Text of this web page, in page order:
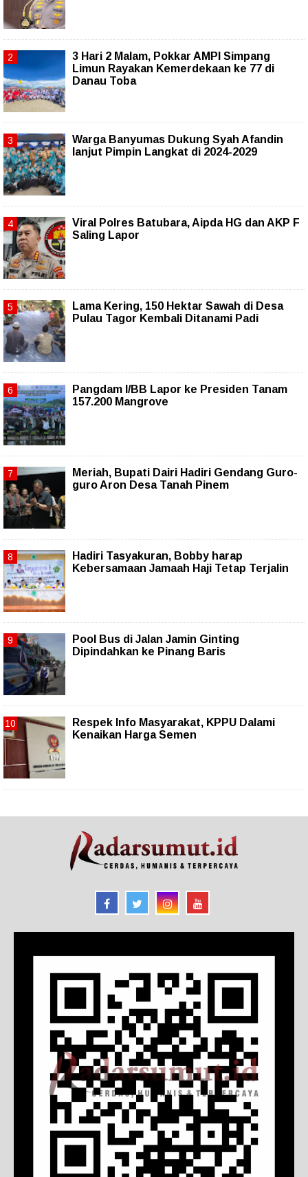
3 Hari 2 Malam, Pokkar AMPI Simpang
Limun Rayakan Kemerdekaan ke 77 di
Danau Toba
Warga Banyumas Dukung Syah Afandin
lanjut Pimpin Langkat di 2024-2029
Viral Polres Batubara, Aipda HG dan AKP F
Saling Lapor
Lama Kering, 150 Hektar Sawah di Desa
Pulau Tagor Kembali Ditanami Padi
Pangdam I/BB Lapor ke Presiden Tanam
157.200 Mangrove
Meriah, Bupati Dairi Hadiri Gendang Guro-
guro Aron Desa Tanah Pinem
Hadiri Tasyakuran, Bobby harap
Kebersamaan Jamaah Haji Tetap Terjalin
Pool Bus di Jalan Jamin Ginting
Dipindahkan ke Pinang Baris
Respek Info Masyarakat, KPPU Dalami
Kenaikan Harga Semen